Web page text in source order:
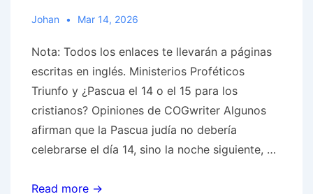
sin
Johan Mar 14, 2026
Nota: Todos los enlaces te llevarán a páginas
escritas en inglés. Ministerios Proféticos
Triunfo y ¿Pascua el 14 o el 15 para los
cristianos? Opiniones de COGwriter Algunos
afirman que la Pascua judía no debería
celebrarse el día 14, sino la noche siguiente, …
¿Deben
Read more →